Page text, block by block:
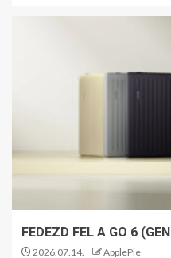
FEDEZD FEL A GO 6
2026.07.14. ApplePie